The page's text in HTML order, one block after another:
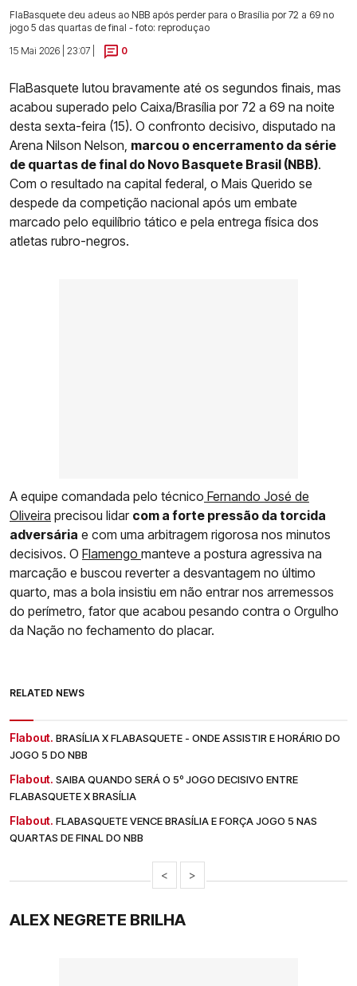
FlaBasquete deu adeus ao NBB após perder para o Brasília por 72 a 69 no
jogo 5 das quartas de final - foto: reproduçao
15 Mai 2026 | 23:07 |
0
FlaBasquete lutou bravamente até os segundos finais, mas
acabou superado pelo Caixa/Brasília por 72 a 69 na noite
desta sexta-feira (15). O confronto decisivo, disputado na
Arena Nilson Nelson, marcou o encerramento da série
de quartas de final do Novo Basquete Brasil (NBB).
Com o resultado na capital federal, o Mais Querido se
despede da competição nacional após um embate
marcado pelo equilíbrio tático e pela entrega física dos
atletas rubro-negros.
A equipe comandada pelo técnico Fernando José de
Oliveira precisou lidar com a forte pressão da torcida
adversária e com uma arbitragem rigorosa nos minutos
decisivos. O Flamengo manteve a postura agressiva na
marcação e buscou reverter a desvantagem no último
quarto, mas a bola insistiu em não entrar nos arremessos
do perímetro, fator que acabou pesando contra o Orgulho
da Nação no fechamento do placar.
RELATED NEWS
Flabout. BRASÍLIA X FLABASQUETE - ONDE ASSISTIR E HORÁRIO DO
JOGO 5 DO NBB
Flabout. SAIBA QUANDO SERÁ O 5º JOGO DECISIVO ENTRE
FLABASQUETE X BRASÍLIA
Flabout. FLABASQUETE VENCE BRASÍLIA E FORÇA JOGO 5 NAS
QUARTAS DE FINAL DO NBB
< >
ALEX NEGRETE BRILHA